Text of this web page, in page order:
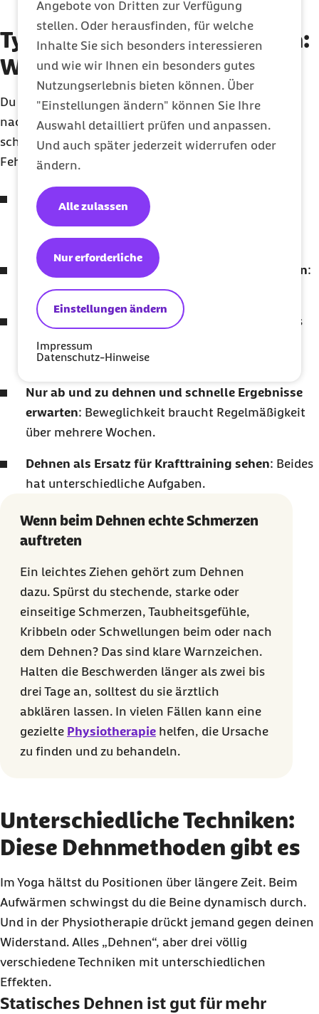
Angebote von Dritten zur Verfügung
stellen. Oder herausfinden, für welche
Inhalte Sie sich besonders interessieren
und wie wir Ihnen ein besonders gutes
Nutzungserlebnis bieten können. Über
"Einstellungen ändern" können Sie Ihre
Auswahl detailliert prüfen und anpassen.
Und auch später jederzeit widerrufen oder
ändern.
Einstellungen ändern
Nur erforderliche
Alle zulassen
Impressum
Datenschutz-Hinweise
Typische Fehler beim Dehnen:
Wie du sie vermeidest
Du dehnst regelmäßig, aber es tut sich nichts, oder
nach dem Stretching fühlt sich das Training sogar
schlechter an als ohne? Dann steckt oft einer dieser
Fehler dahinter:
Langes, ruhiges Dehnen direkt vor maximaler
Kraftbelastung
: Das senkt kurzfristig die
Leistungsfähigkeit.
Ohne Aufwärmen in tiefe Dehnpositionen gehen:
So erhöhst du das Risiko von Zerrungen.
Schmerz mit Wirkung verwechseln
: Ein leichtes
Ziehen ist okay, stechender Schmerz ist ein
Warnsignal.
Nur ab und zu dehnen und schnelle Ergebnisse
erwarten: Beweglichkeit braucht Regelmäßigkeit
über mehrere Wochen.
Dehnen als Ersatz für Krafttraining sehen: Beides
hat unterschiedliche Aufgaben.
Wenn beim Dehnen echte Schmerzen
auftreten
Ein leichtes Ziehen gehört zum Dehnen
dazu. Spürst du stechende, starke oder
einseitige Schmerzen, Taubheitsgefühle,
Kribbeln oder Schwellungen beim oder nach
dem Dehnen? Das sind klare Warnzeichen.
Halten die Beschwerden länger als zwei bis
drei Tage an, solltest du sie ärztlich
abklären lassen. In vielen Fällen kann eine
gezielte Physiotherapiehelfen, die Ursache
zu finden und zu behandeln.
Unterschiedliche Techniken:
Diese Dehnmethoden gibt es
Im Yoga hältst du Positionen über längere Zeit. Beim
Aufwärmen schwingst du die Beine dynamisch durch.
Und in der Physiotherapie drückt jemand gegen deinen
Widerstand. Alles „Dehnen“, aber drei völlig
verschiedene Techniken mit unterschiedlichen
Effekten.
Statisches Dehnen ist gut für mehr